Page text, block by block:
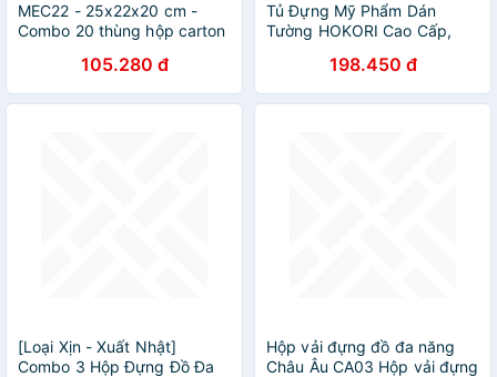
MEC22 - 25x22x20 cm -
Combo 20 thùng hộp carton
105.280 đ
Tủ Đựng Mỹ Phẩm Dán
Tường HOKORI Cao Cấp,
Chống Nước, Gắn Tường
Siêu Chắc Chắn - Hàng Việt
Nam
198.450 đ
[Loại Xịn - Xuất Nhật]
Combo 3 Hộp Đựng Đồ Đa
Hộp vải đựng đồ đa năng
Châu Âu CA03 Hộp vải đựng